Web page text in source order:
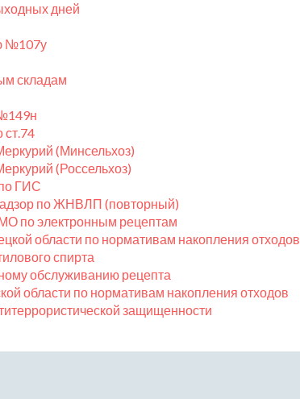
дней
№107у
складам
ст.74
(Минсельхоз)
(Россельхоз)
ГИС
по ЖНВЛП (повторный)
по электронным рецептам
области по нормативам накопления отходов
спирта
обслуживанию рецепта
области по нормативам накопления отходов
защищенности